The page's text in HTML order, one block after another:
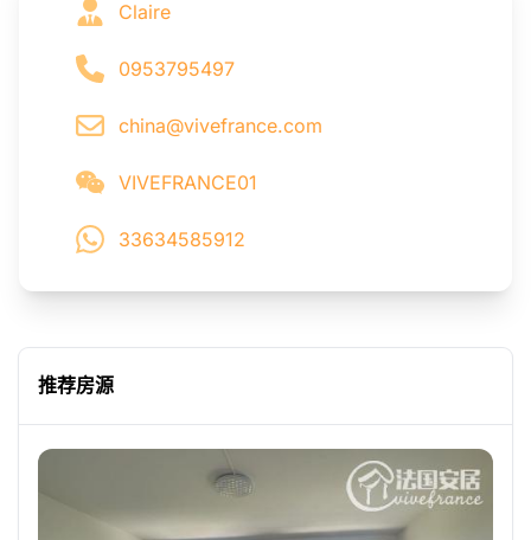
Claire
0953795497
china@vivefrance.com
VIVEFRANCE01
33634585912
推荐房源